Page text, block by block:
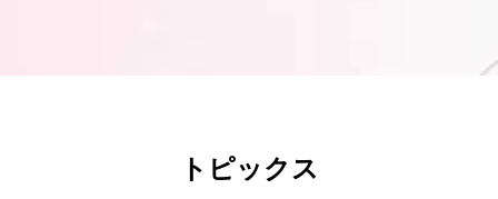
トピックス